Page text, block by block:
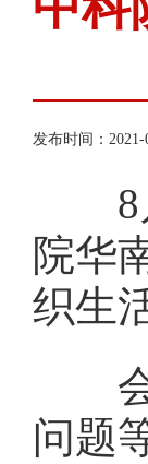
发布时间：2021-
8
院华
织生
问题